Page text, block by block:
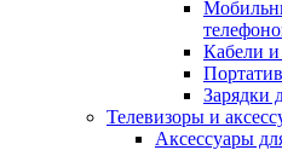
Кабели
Зарядки
Телевизоры и
Аксессуары